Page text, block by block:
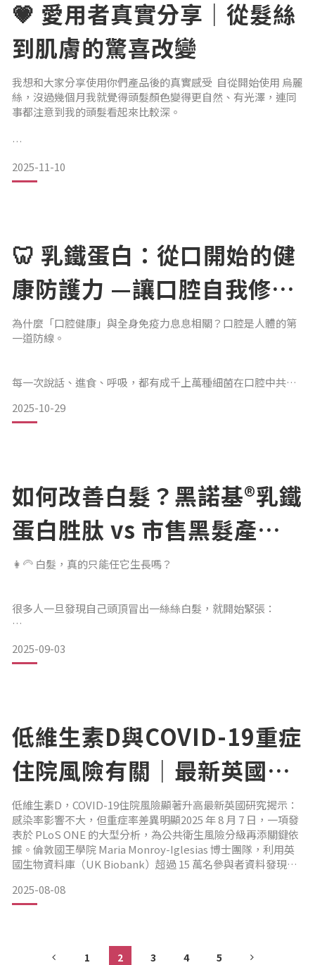
使用【烏麗絲精粹露】，白髮不再那麼明顯，
※以上為個人使用心得，實際感受因人而異
💗 愛用者真實分享｜從髮絲
到肌膚的驚喜改變
我想和大家分享使用你們產品後的真實感受 自從開始使用 烏麗
絲，沒過幾個月我就覺得頭髮顏色變得更自然、有光澤，連同
事都注意到我的頭髮看起來比較深。
到現在，原本全白的髮線都變成了灰白，真的讓我又驚又
但前陣子發現頭髮看起來變多，真的感受到頭皮狀態在變健
康！還有你們的 極姸煥膚乳，一開始我自己使用時，只覺得保
濕效果很好，因為我的皮膚本來就不錯。
直到我介紹給一位客戶使用
2025-11-10
🦷 乳鐵蛋白：從口開始的健
康防護力 —讓口腔自我修
護、恢復平衡的關鍵營養素
為什麼「口腔健康」與全身免疫力息息相關？口腔是人體的第
一道防線。
每一次說話、進食、呼吸，都有成千上萬種細菌在口腔中共
甚至會讓全身的發炎指數上升。真正的口腔健康，不只是「沒
有蛀牙」，
而是—口腔能自行維持穩定、具備自我防護力。🧬 乳鐵蛋白是
什麼？乳鐵蛋白（Lactoferrin）是一種天然存在於唾液、淚液
與母乳中的抗菌蛋白。
它能與鐵離子結合，阻斷細菌生長所需的營養來源，
並在黏膜表面形成溫和的防護層，協助身體
2025-10-29
如何改善白髮？黑諾基®乳鐵
蛋白胜肽 vs 市售黑髮產品
比較
👩‍🦳 白髮，真的只能任它生長嗎？
很多人一旦發現自己頭頂冒出一絲絲白髮，就開始緊張：
是不是老化了？是不是壓力太大？是不是要趕快染髮？其實，
灰白髮不只是「歲月的痕跡」，更多時候來自於 黑色素細胞逐
正從根源調理：染髮劑優點：快速見效缺點：需反覆補染，化
學成分恐傷頭皮黑髮洗髮精 / 潤髮乳優點：透過植物染料護色
缺點：停用後效果立即
2025-09-03
低維生素D與COVID-19重症
住院風險有關｜最新英國研
究解析
低維生素D，COVID-19住院風險顯著升高最新英國研究揭示：
感染率影響不大，但重症率差異明顯2025 年 8 月 7 日，一項發
表於 PLoS ONE 的大型分析，為公共衛生風險分級再添關鍵依
據。倫敦國王學院 Maria Monroy-Iglesias 博士團隊，利用英
國生物資料庫（UK Biobank）超過 15 萬名參與者資料發現—
升；然而，低維生素 D 與「是否會感染」之間的直接關聯性卻
相當微弱。維生素D—免疫系統的重要
2025-08-08
1 2 3 4 5